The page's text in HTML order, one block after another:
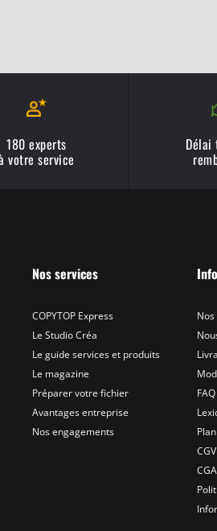
180 experts
votre service
Délai
Nos services
COPYTOP Express
Le Studio Créa
Le guide services et produits
Le magazine
Préparer votre fichier
Avantages entreprise
Nos engagements
FAQ
CGA